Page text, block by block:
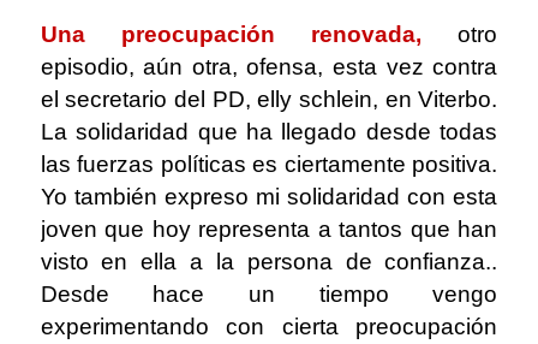
Una preocupación renovada, otro
episodio, aún otra, ofensa, esta vez contra
el secretario del PD, elly schlein, en Viterbo.
La solidaridad que ha llegado desde todas
las fuerzas políticas es ciertamente positiva.
Yo también expreso mi solidaridad con esta
joven que hoy representa a tantos que han
visto en ella a la persona de confianza..
Desde hace un tiempo vengo
experimentando con cierta preocupación